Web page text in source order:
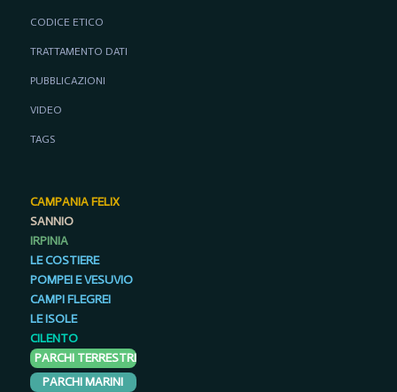
CODICE ETICO
TRATTAMENTO DATI
PUBBLICAZIONI
VIDEO
TAGS
CAMPANIA FELIX
SANNIO
IRPINIA
LE COSTIERE
POMPEI E VESUVIO
CAMPI FLEGREI
LE ISOLE
CILENTO
PARCHI TERRESTRI
PARCHI MARINI